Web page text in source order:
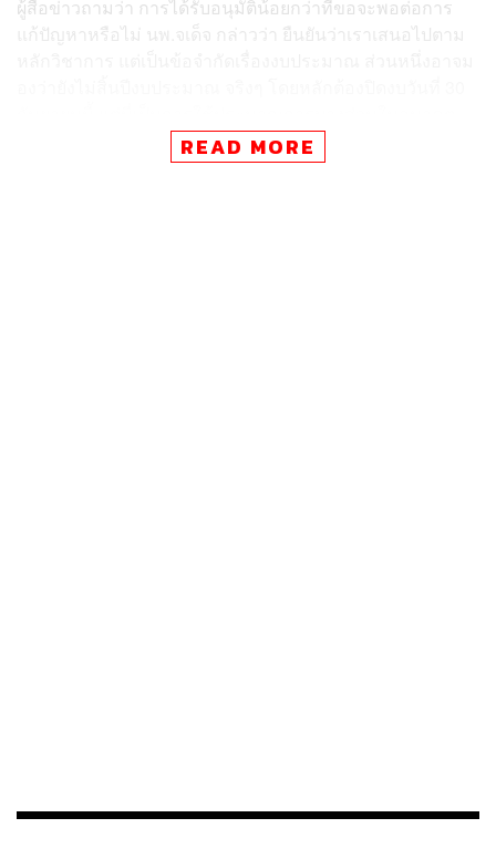
ผู้สื่อข่าวถามว่า การได้รับอนุมัติน้อยกว่าที่ขอจะพอต่อการ
แก้ปัญหาหรือไม่ นพ.จเด็จ กล่าวว่า ยืนยันว่าเราเสนอไปตาม
อย่างไรก็ตาม รัฐมนตรีว่าการกระทรวงสาธารณสุขสั่งการ
READ MORE